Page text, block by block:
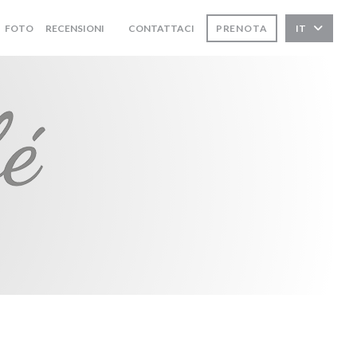
FOTO RECENSIONI
((APRE UNA NUOVA FINESTRA))
CONTATTACI PRENOTA IT